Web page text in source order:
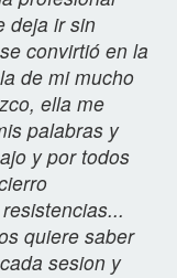
deja ir sin
convirtió en la
de mi mucho
ella me
palabras y
y por todos
quiere saber
sesion y